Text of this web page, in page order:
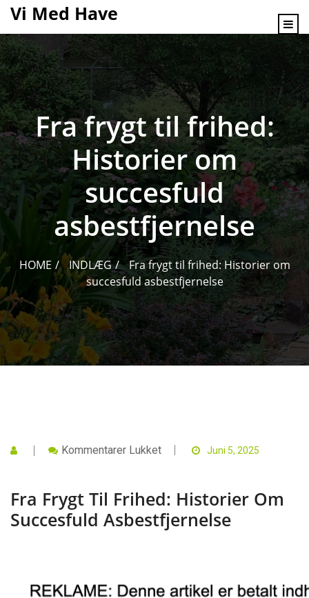
content
Vi Med Have
Fra frygt til frihed:
Historier om
succesfuld
asbestfjernelse
HOME INDLÆG
Fra frygt til frihed: Historier om
succesfuld asbestfjernelse
Kommentarer LukketTil
Frihed:
Historier
Om
Succesfuld
Juni 5, 2025
Fra Frygt Til Frihed: Historier Om
Succesfuld Asbestfjernelse